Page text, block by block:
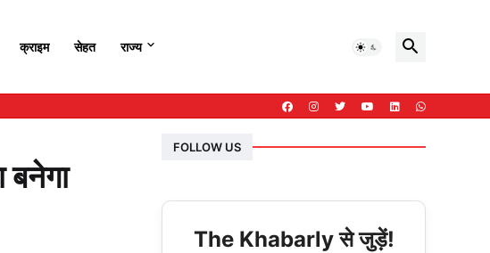
क्राइम सेहत राज्य
बनेगा
FOLLOW US
The Khabarly से जुड़ें!